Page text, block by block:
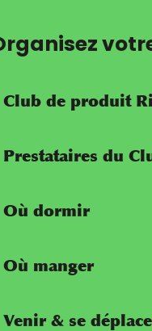
Club de produit
Prestataires du
Où dormir
Où manger
Venir & se